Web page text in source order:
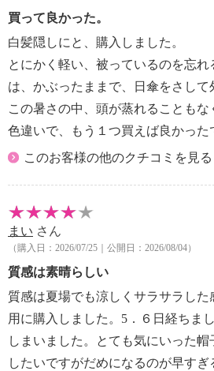
買って良かった。
白髪隠しにと、購入しました。
とにかく軽い、被っているのを忘れ
は、かぶったままで、日傘をさして
この暑さの中、頭が蒸れることもな
色違いで、もう１つ買えば良かった
このお客様の他のクチコミを見る
まい さん
（購入日：2026/07/25｜公開日：2026/08/04）
質感は素晴らしい
質感は夏場でも涼しくサラサラし
用に購入しました。5．６日経ちま
しまいました。とても気にいった帽
したいですがだめになるのが早すぎ